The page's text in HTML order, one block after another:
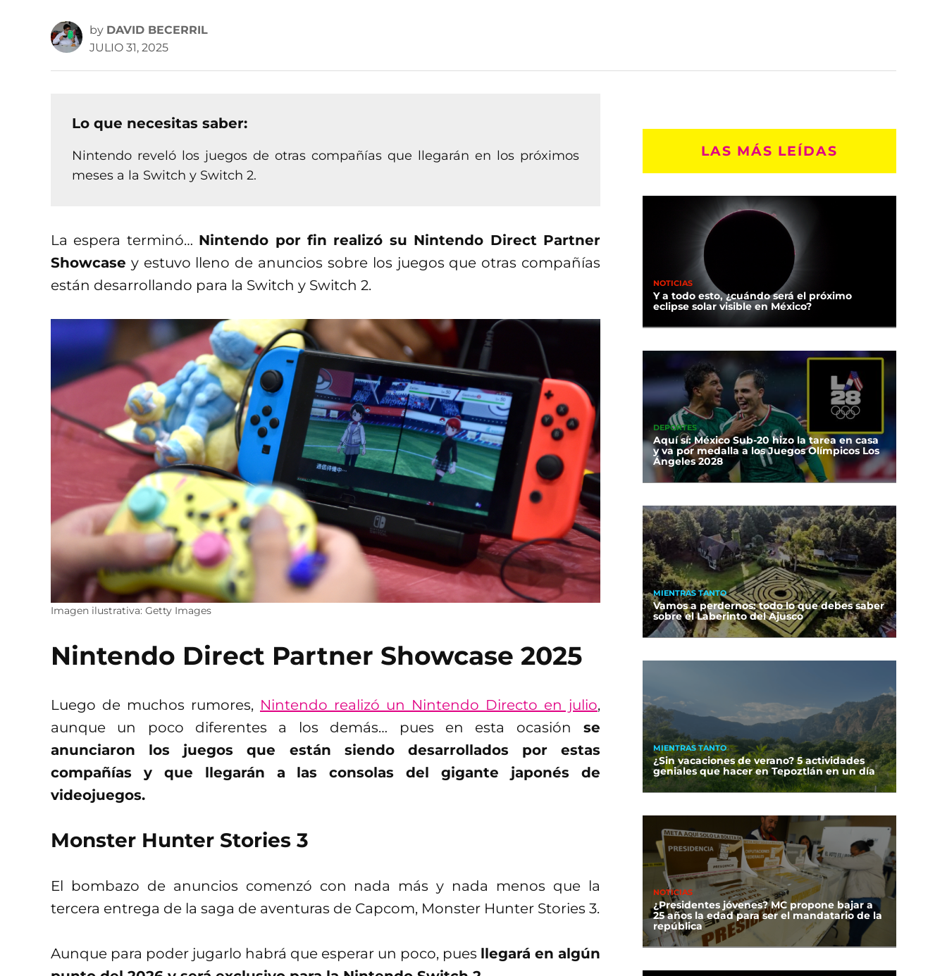
by DAVID BECERRIL
JULIO 31, 2025
Lo que necesitas saber:
Nintendo reveló los juegos de otras compañías que llegarán en los próximos
meses a la Switch y Switch 2.
La espera terminó… Nintendo por fin realizó su Nintendo Direct Partner
Showcase y estuvo lleno de anuncios sobre los juegos que otras compañías
están desarrollando para la Switch y Switch 2.
Imagen ilustrativa: Getty Images
Nintendo Direct Partner Showcase 2025
Luego de muchos rumores, Nintendo realizó un Nintendo Directo en julio,
aunque un poco diferentes a los demás… pues en esta ocasión se
anunciaron los juegos que están siendo desarrollados por estas
compañías y que llegarán a las consolas del gigante japonés de
videojuegos.
Monster Hunter Stories 3
El bombazo de anuncios comenzó con nada más y nada menos que la
tercera entrega de la saga de aventuras de Capcom, Monster Hunter Stories 3.
Aunque para poder jugarlo habrá que esperar un poco, pues llegará en algún
LAS MÁS LEÍDAS
NOTICIAS
Y a todo esto, ¿cuándo será el próximo
eclipse solar visible en México?
DEPORTES
Aquí sí: México Sub-20 hizo la tarea en casa
y va por medalla a los Juegos Olímpicos Los
Ángeles 2028
MIENTRAS TANTO
Vamos a perdernos: todo lo que debes saber
sobre el Laberinto del Ajusco
MIENTRAS TANTO
¿Sin vacaciones de verano? 5 actividades
geniales que hacer en Tepoztlán en un día
NOTICIAS
¿Presidentes jóvenes? MC propone bajar a
25 años la edad para ser el mandatario de la
república